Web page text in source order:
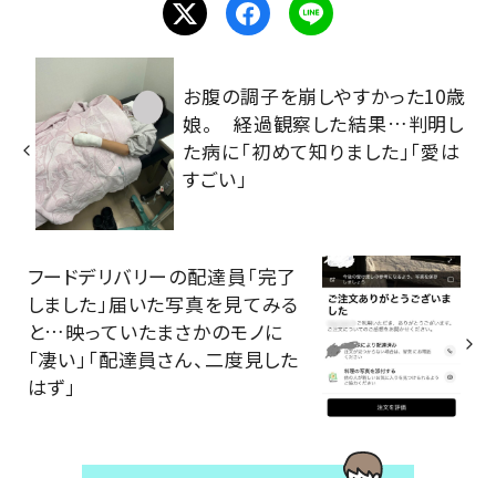
お腹の調子を崩しやすかった10歳
娘。 経過観察した結果…判明し
た病に「初めて知りました」「愛は
すごい」
フードデリバリーの配達員「完了
しました」届いた写真を見てみる
と…映っていたまさかのモノに
「凄い」「配達員さん、二度見した
はず」